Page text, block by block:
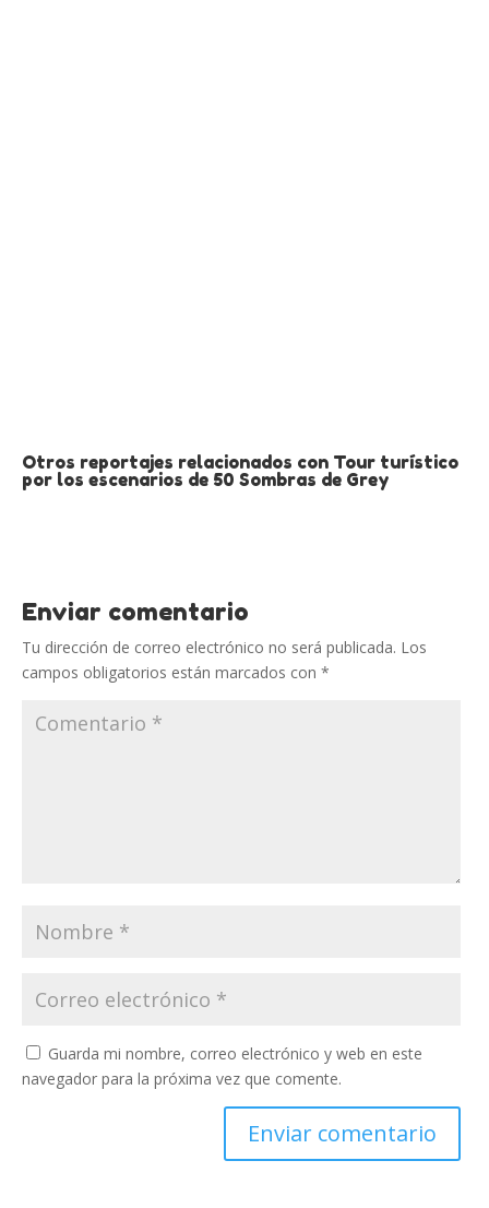
Otros reportajes relacionados con Tour turístico
por los escenarios de 50 Sombras de Grey
Enviar comentario
Tu dirección de correo electrónico no será publicada. Los
campos obligatorios están marcados con *
Guarda mi nombre, correo electrónico y web en este
navegador para la próxima vez que comente.